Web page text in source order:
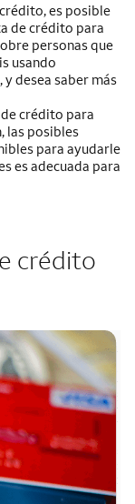
es posible
de crédito para
personas que
usando
desea saber más
crédito para
las posibles
para ayudarle
es adecuada para
crédito